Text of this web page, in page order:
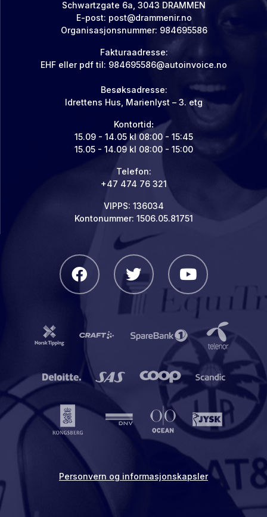
Schwartzgate 6a, 3043 DRAMMEN
E-post: post@drammenir.no
Organisasjonsnummer: 984695586
Fakturaadresse:
EHF eller pdf til: 984695586@autoinvoice.no
Besøksadresse:
Idrettens Hus, Marienlyst – 3. etg
Kontortid:
15.09 - 14.05 kl 08:00 - 15:45
15.05 - 14.09 kl 08:00 - 15:00
Telefon:
+47 474 76 321
VIPPS: 136034
Kontonummer: 1506.05.81751
Personvern og informasjonskapsler